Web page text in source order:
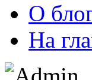
О
На